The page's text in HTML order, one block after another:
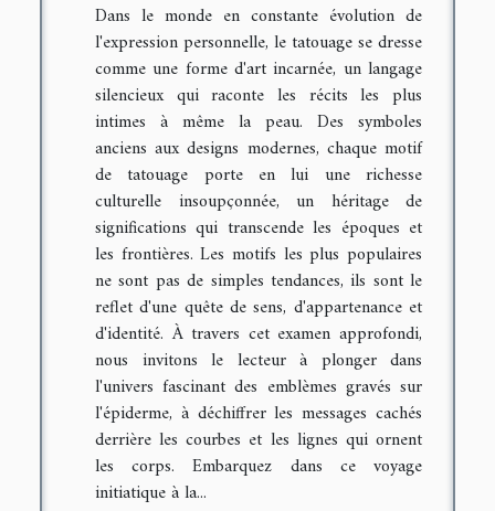
Dans le monde en constante évolution de
l'expression personnelle, le tatouage se dresse
comme une forme d'art incarnée, un langage
silencieux qui raconte les récits les plus
intimes à même la peau. Des symboles
anciens aux designs modernes, chaque motif
de tatouage porte en lui une richesse
culturelle insoupçonnée, un héritage de
significations qui transcende les époques et
les frontières. Les motifs les plus populaires
ne sont pas de simples tendances, ils sont le
reflet d'une quête de sens, d'appartenance et
d'identité. À travers cet examen approfondi,
nous invitons le lecteur à plonger dans
l'univers fascinant des emblèmes gravés sur
l'épiderme, à déchiffrer les messages cachés
derrière les courbes et les lignes qui ornent
les corps. Embarquez dans ce voyage
initiatique à la...